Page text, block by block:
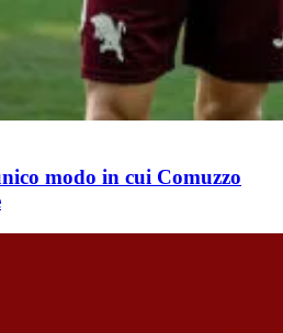
modo in cui Comuzzo